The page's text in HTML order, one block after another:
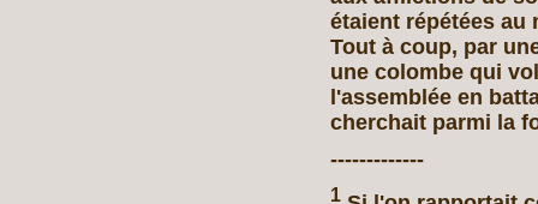
étaient répétées au
Tout à coup, par
une colombe qui
l'assemblée en
cherchait parmi la
-------------
1